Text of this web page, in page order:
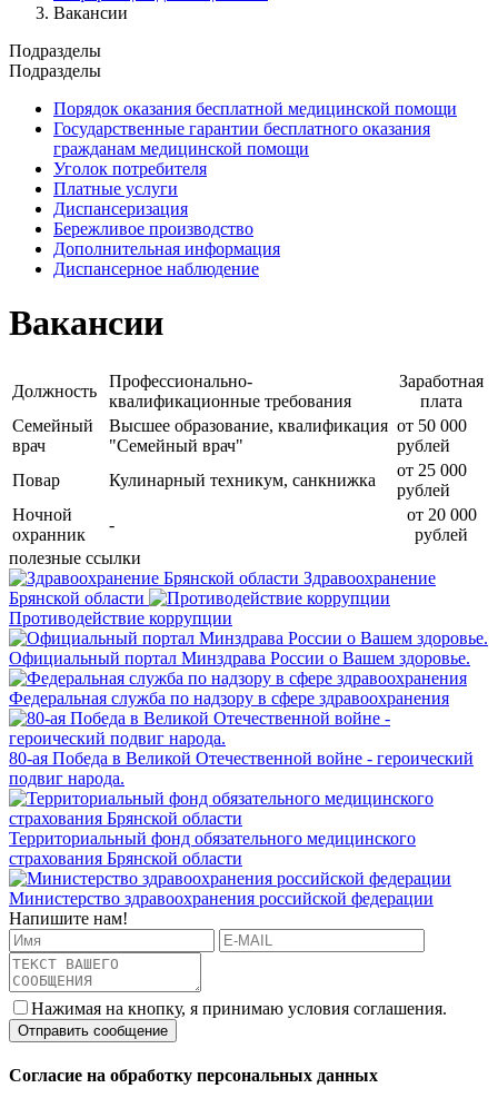
Вакансии
Подразделы
Подразделы
Порядок оказания бесплатной медицинской помощи
Государственные гарантии бесплатного оказания
гражданам медицинской помощи
Уголок потребителя
Платные услуги
Диспансеризация
Бережливое производство
Дополнительная информация
Диспансерное наблюдение
Вакансии
Должность
Профессионально-
квалификационные требования
Заработная
плата
Семейный
врач
Высшее образование, квалификация
"Семейный врач"
от 50 000
рублей
Повар
Кулинарный техникум, санкнижка
от 25 000
рублей
Ночной
охранник
-
от 20 000
рублей
полезные ссылки
Здравоохранение
Брянской области
Противодействие коррупции
Официальный портал Минздрава России о Вашем здоровье.
Федеральная служба по надзору в сфере здравоохранения
80-ая Победа в Великой Отечественной войне - героический
подвиг народа.
Территориальный фонд обязательного медицинского
страхования Брянской области
Министерство здравоохранения российской федерации
Напишите нам!
Нажимая на кнопку, я принимаю условия соглашения.
Согласие на обработку персональных данных